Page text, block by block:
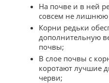
На почве и в ней
совсем не лишнюю
Корни редьки
дополнительную
почвы;
В слое почвы с
коротают лучшие
черви;